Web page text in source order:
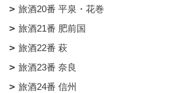
旅酒20番 平泉・花巻
旅酒21番 肥前国
旅酒22番 萩
旅酒23番 奈良
旅酒24番 信州